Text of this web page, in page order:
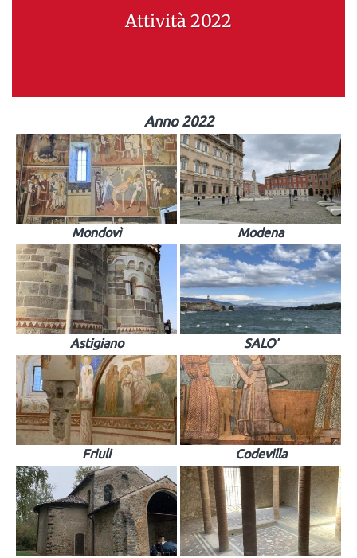
Attività 2022
Anno 2022
Mondovì Modena
Astigiano SALO'
Friuli Codevilla